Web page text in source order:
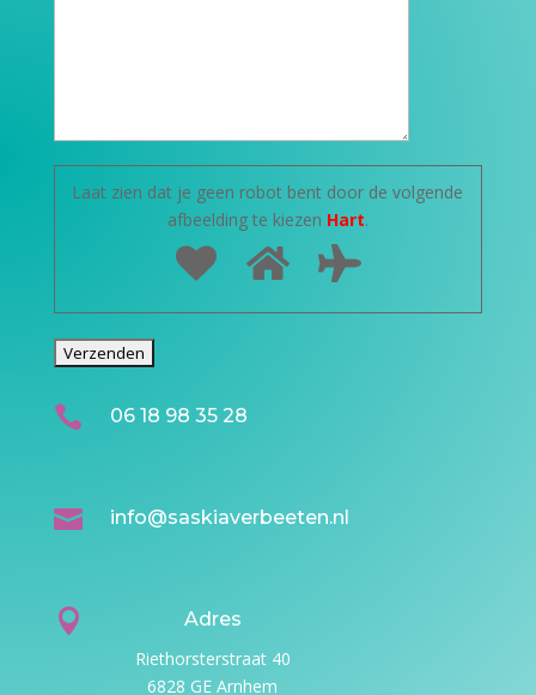
Laat zien dat je geen robot bent door de volgende
afbeelding te kiezen Hart.
 06 18 98 35 28
 info@saskiaverbeeten.nl

Adres
Riethorsterstraat 40
6828 GE Arnhem